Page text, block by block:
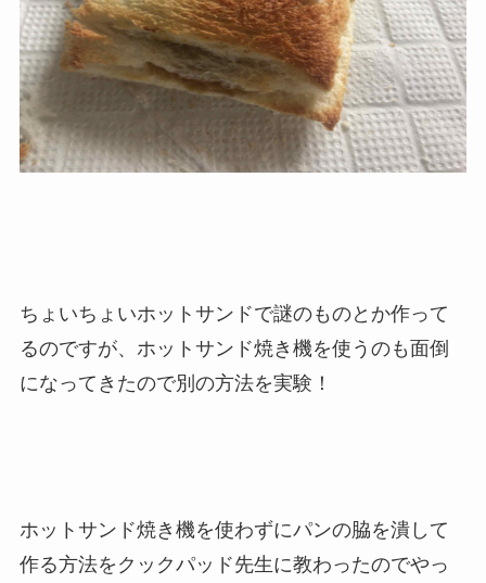
ちょいちょいホットサンドで謎のものとか作って
るのですが、ホットサンド焼き機を使うのも面倒
になってきたので別の方法を実験！
ホットサンド焼き機を使わずにパンの脇を潰して
作る方法をクックパッド先生に教わったのでやっ